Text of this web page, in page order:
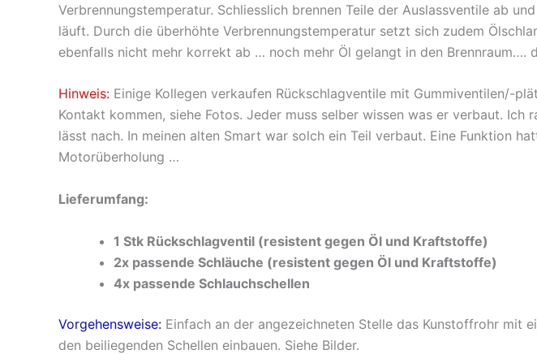
Verbrennungstemperatur. Schliesslich brennen Teile der Auslassventile ab
läuft. Durch die überhöhte Verbrennungstemperatur setzt sich zudem
ebenfalls nicht mehr korrekt ab … noch mehr Öl gelangt in den Brennraum….
Hinweis: Einige Kollegen verkaufen Rückschlagventile mit Gummiventilen/-
Kontakt kommen, siehe Fotos. Jeder muss selber wissen was er verbaut.
lässt nach. In meinen alten Smart war solch ein Teil verbaut. Eine Funktion
Motorüberholung …
Lieferumfang:
1 Stk Rückschlagventil (resistent gegen Öl und Kraftstoffe)
2x passende Schläuche (resistent gegen Öl und Kraftstoffe)
4x passende Schlauchschellen
Vorgehensweise: Einfach an der angezeichneten Stelle das Kunstoffrohr mit
den beiliegenden Schellen einbauen. Siehe Bilder.